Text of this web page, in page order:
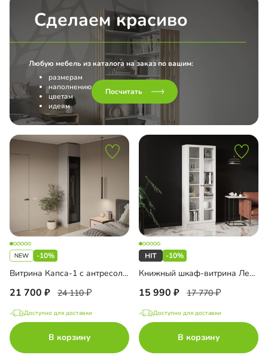
Сделаем красиво
Любую мебель из каталога на заказ по вашим:
размерам
наполнению
цветам
идеям
Посчитать
-10%
Витрина Капса-1 с антресолью
21 700 24 110
Доступно для доставки
В корзину
-10%
Книжный шкаф-витрина Лестер-3
15 990 17 770
Доступно для доставки
В корзину